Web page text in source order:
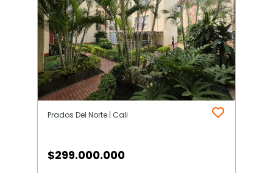
Prados Del Norte | Cali
$299.000.000